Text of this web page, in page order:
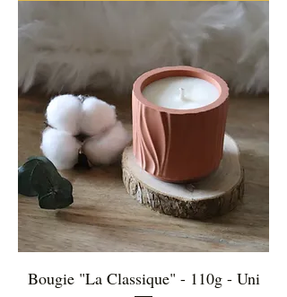
Bougie "La Classique" - 110g - Uni